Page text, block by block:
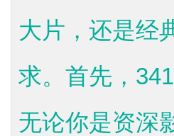
大片，还是经
求。首先，
无论你是资深